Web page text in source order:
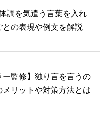
調を気遣う言葉を入れ
との表現や例文を解説
ー監修】独り言を言うの
メリットや対策方法とは